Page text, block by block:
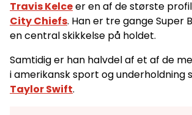
Travis Kelceer en af de største
City Chiefs. Han er tre gange Super
en central skikkelse på holdet.
Samtidig er han halvdel af et af de
i amerikansk sport og underholdning
Taylor Swift.